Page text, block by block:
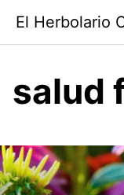
contenido
El Herbolario
salud